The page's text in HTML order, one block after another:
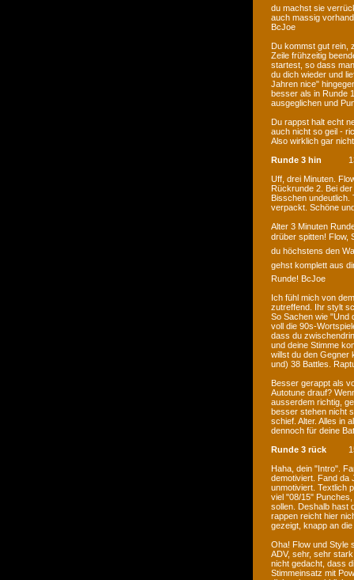
du machst sie
auch massig
BcJoe
Du kommst gut rein,
Zeile frühzeitig
startest, so dass
du dich wieder und
Jahren nice"
besser als in Runde
ausgeglichen und
Du rappst halt echt
auch nicht so geil -
Also wirklich gar
Runde 3 hin
Uff, drei Minuten.
Rückrunde 2. Bei
Bisschen undeutlich.
verpackt. Schöne
Alter 3 Minuten
drüber spitten! Flow,
du höchstens den
gehst komplett aus
Runde! BcJoe
Ich fühl mich von
zutreffend. Ihr stylt
So Sachen wie "Und
voll die 90s-
dass du
und deine Stimme
willst du den Gegner
und) 38 Battles.
Besser gerappt als
Autotune drauf?
ausserdem richtig,
besser stehen nicht
schief. Alter. Alles in
dennoch für deine
Runde 3 rück
Haha, dein "Intro".
demotiviert. Fand da
unmotiviert. Textlich
viel "08/15"
sollen. Deshalb hast
rappen reicht hier
gezeigt, knapp an
Oha! Flow und Style
ADV, sehr, sehr
nicht gedacht, dass
Stimmeinsatz mit